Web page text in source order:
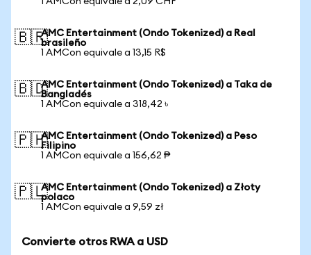
🇧🇷AMC Entertainment (Ondo Tokenized) a Real
brasileño
1 AMCon equivale a 13,15 R$
🇧🇩AMC Entertainment (Ondo Tokenized) a Taka de
Bangladés
1 AMCon equivale a 318,42 ৳
🇵🇭AMC Entertainment (Ondo Tokenized) a Peso
Filipino
1 AMCon equivale a 156,62 ₱
🇵🇱AMC Entertainment (Ondo Tokenized) a Złoty
polaco
1 AMCon equivale a 9,59 zł
Convierte otros RWA a USD